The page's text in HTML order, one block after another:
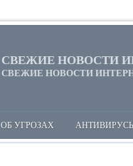
СВЕЖИЕ НОВОСТИ
СВЕЖИЕ НОВОСТИ
ОБ УГРОЗАХ